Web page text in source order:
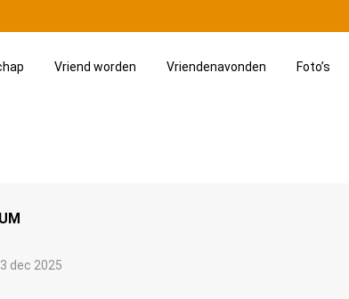
Vriend worden Vriendenavonden Foto’s
dec 2025